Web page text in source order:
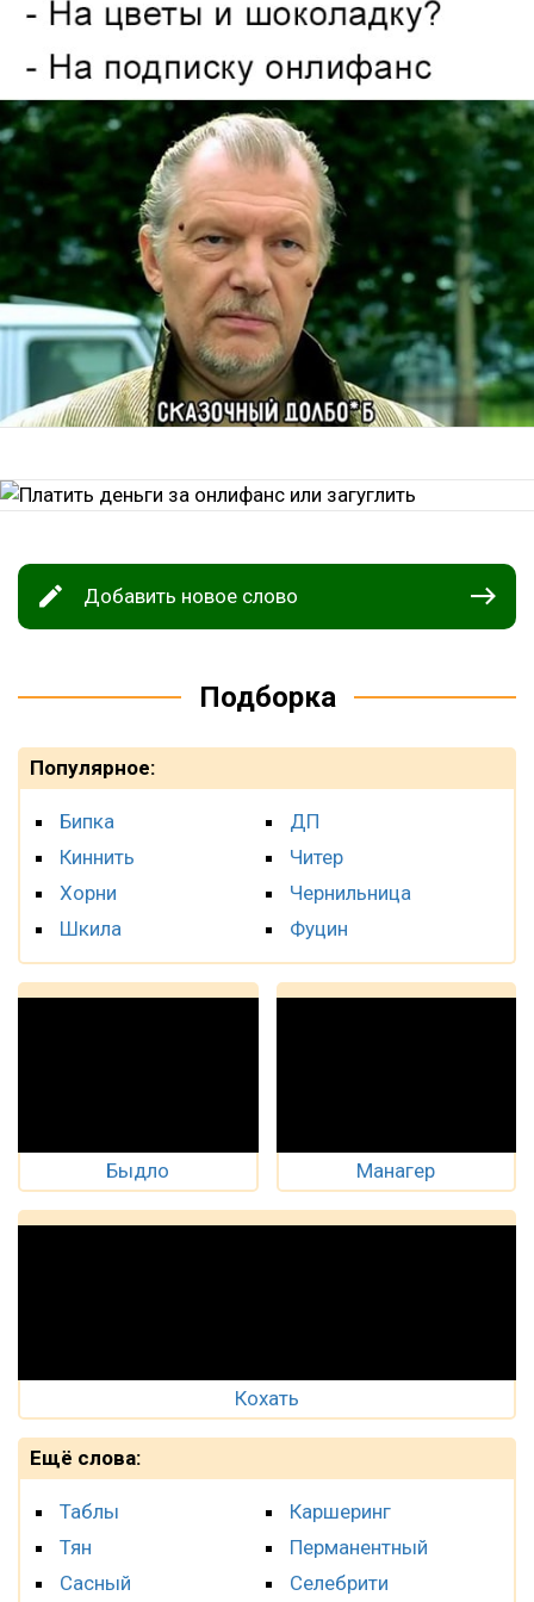
Добавить новое слово
Подборка
Популярное:
Бипка
Киннить
Хорни
Шкила
ДП
Читер
Чернильница
Фуцин
Быдло Манагер
Кохать
Ещё слова:
Таблы
Тян
Сасный
Каршеринг
Перманентный
Селебрити